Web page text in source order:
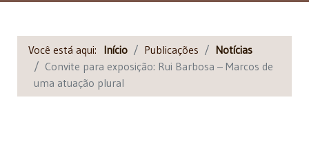
Você está aqui: Início Publicações
Notícias
Convite para exposição: Rui Barbosa – Marcos de
uma atuação plural